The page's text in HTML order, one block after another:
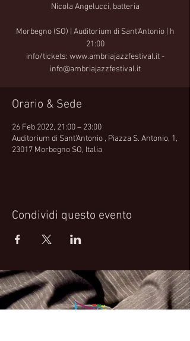
Nicola Angelucci, batteria
Morbegno (SO) | Auditorium di Sant'Antonio | h
21:00
info/tickets: www.ambriajazzfestival.it -
info@ambriajazzfestival.it
Orario & Sede
26 Feb 2022, 21:00 – 23:00
Auditorium di Sant'Antonio , Piazza S. Antonio, 1,
23017 Morbegno SO, Italia
Condividi questo evento